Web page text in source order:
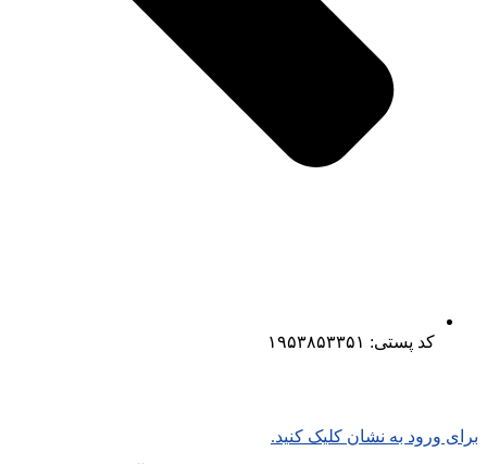
کد پستی: ۱۹۵۳۸۵۳۳۵۱
برای ورود به نشان کلیک کنید.